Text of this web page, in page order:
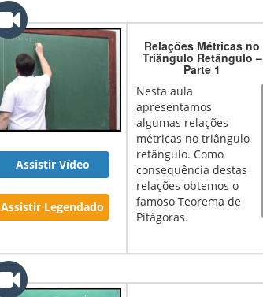
Assistir Vídeo
Assistir Legendado
Relações Métricas no
Triângulo Retângulo –
Parte 1
Nesta aula
apresentamos
algumas relações
métricas no triângulo
retângulo. Como
consequência destas
relações obtemos o
famoso Teorema de
Pitágoras.